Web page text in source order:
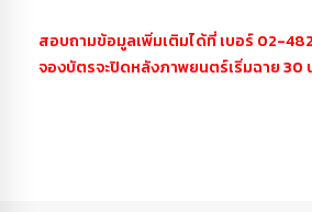
สอบถามข้อมูลเพิ่มเติมได้ที่ เบอร์ 02-
จองบัตรจะปิดหลังภาพยนตร์เริ่มฉาย 30